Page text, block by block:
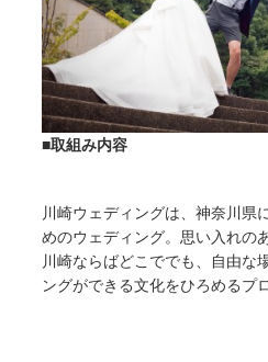
■取組み内容
川崎ウェディングは、神奈川県
めのウェディング。思い入れの
川崎ならばどこででも、自由な
ングができる文化をひろめるプ